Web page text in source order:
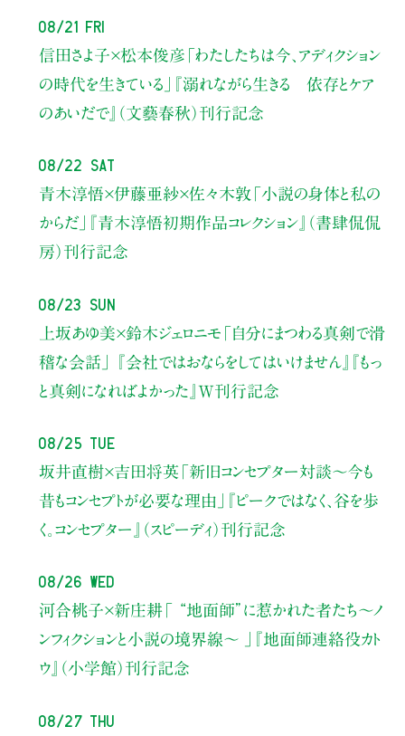
08/21 Fri
信田さよ子×松本俊彦 「わたしたちは今、アディクション
の時代を生きている」
『溺れながら生きる 依存とケア
のあいだで』（文藝春秋）刊行記念
08/22 Sat
青木淳悟×伊藤亜紗×佐々木敦 「小説の身体と私の
からだ」
『青木淳悟初期作品コレクション』（書肆侃侃
房）刊行記念
08/23 Sun
上坂あゆ美×鈴木ジェロニモ 「自分にまつわる真剣で滑
稽な会話」
『会社ではおならをしてはいけません』『もっ
と真剣になればよかった』W刊行記念
08/25 Tue
坂井直樹×吉田将英「新旧コンセプター対談～今も
昔もコンセプトが必要な理由」
『ピークではなく、谷を歩
く。コンセプター』（スピーディ）刊行記念
08/26 Wed
河合桃子×新庄耕「 “地面師”に惹かれた者たち〜ノ
ンフィクションと小説の境界線〜 」
『地面師連絡役カト
ウ』（小学館）刊行記念
08/27 Thu